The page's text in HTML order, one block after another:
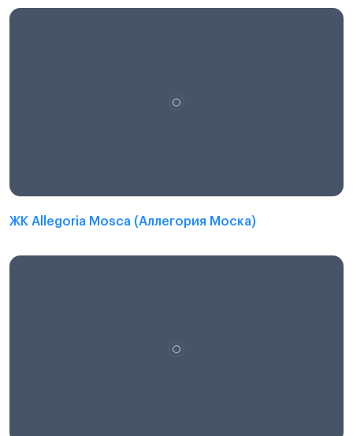
ЖК Allegoria Mosca (Аллегория Моска)